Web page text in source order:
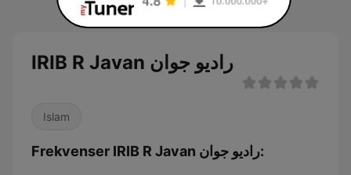
IRIB R Javan راديو جوان
Islam
Frekvenser IRIB R Javan راديو جوان: